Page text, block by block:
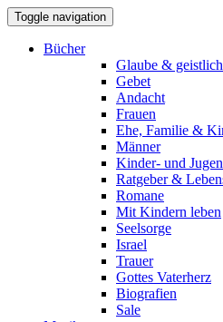
Toggle navigation
Bücher
Glaube &
Gebet
Andacht
Frauen
Ehe, Familie &
Männer
Kinder- und
Ratgeber &
Romane
Mit Kindern leben
Seelsorge
Israel
Trauer
Gottes Vaterherz
Biografien
Sale